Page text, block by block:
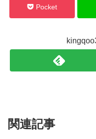
Pocket
関連記事